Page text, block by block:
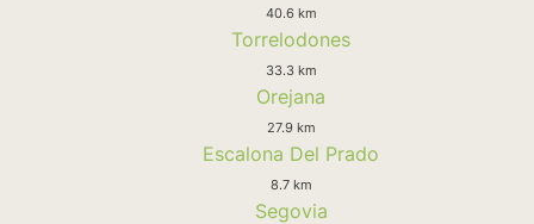
40.6 km
Torrelodones
33.3 km
Orejana
27.9 km
Escalona Del Prado
8.7 km
Segovia